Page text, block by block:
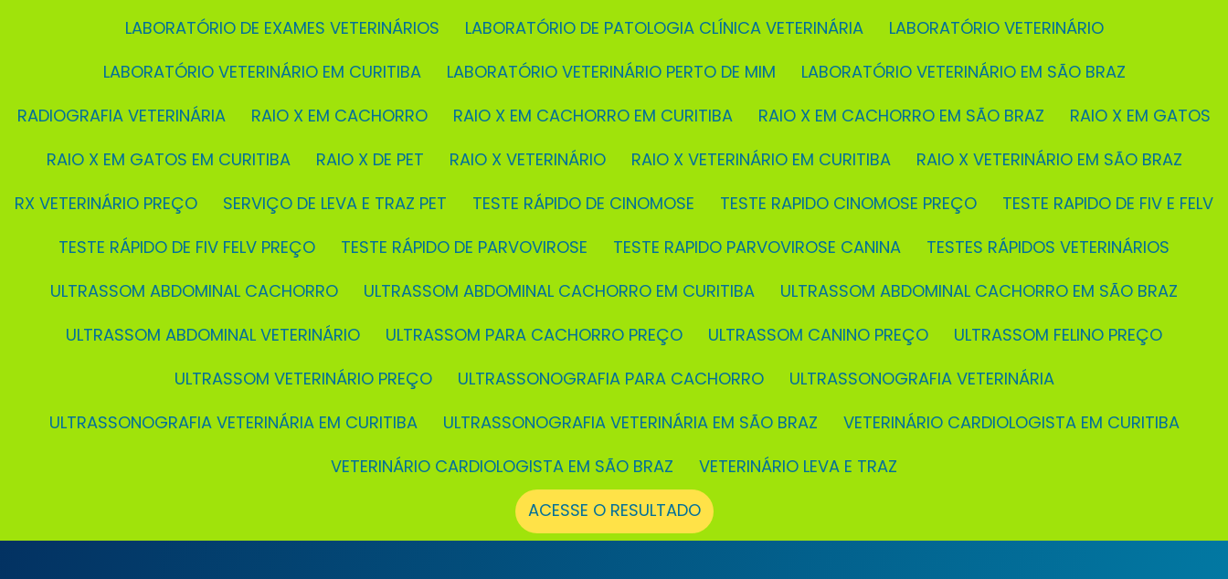
LABORATÓRIO DE EXAMES VETERINÁRIOS
LABORATÓRIO DE PATOLOGIA CLÍNICA VETERINÁRIA
LABORATÓRIO VETERINÁRIO
LABORATÓRIO VETERINÁRIO EM CURITIBA
LABORATÓRIO VETERINÁRIO PERTO DE MIM
LABORATÓRIO VETERINÁRIO EM SÃO BRAZ
RADIOGRAFIA VETERINÁRIA
RAIO X EM CACHORRO RAIO X EM CACHORRO EM CURITIBA RAIO X EM CACHORRO EM SÃO BRAZ
RAIO X EM GATOS
RAIO X EM GATOS EM CURITIBA
RAIO X DE PET RAIO X VETERINÁRIO RAIO X VETERINÁRIO EM CURITIBA
RAIO X VETERINÁRIO EM SÃO BRAZ
RX VETERINÁRIO PREÇO
SERVIÇO DE LEVA E TRAZ PET TESTE RÁPIDO DE CINOMOSE TESTE RAPIDO CINOMOSE PREÇO
TESTE RAPIDO DE FIV E FELV
TESTE RÁPIDO DE FIV FELV PREÇO
TESTE RÁPIDO DE PARVOVIROSE TESTE RAPIDO PARVOVIROSE CANINA
TESTES RÁPIDOS VETERINÁRIOS
ULTRASSOM ABDOMINAL CACHORRO
ULTRASSOM ABDOMINAL CACHORRO EM CURITIBA
ULTRASSOM ABDOMINAL CACHORRO EM SÃO BRAZ
ULTRASSOM ABDOMINAL VETERINÁRIO
ULTRASSOM PARA CACHORRO PREÇO ULTRASSOM CANINO PREÇO
ULTRASSOM FELINO PREÇO
ULTRASSOM VETERINÁRIO PREÇO
ULTRASSONOGRAFIA PARA CACHORRO
ULTRASSONOGRAFIA VETERINÁRIA
ULTRASSONOGRAFIA VETERINÁRIA EM CURITIBA
ULTRASSONOGRAFIA VETERINÁRIA EM SÃO BRAZ
VETERINÁRIO CARDIOLOGISTA EM CURITIBA
VETERINÁRIO CARDIOLOGISTA EM SÃO BRAZ
VETERINÁRIO LEVA E TRAZ
ACESSE O RESULTADO